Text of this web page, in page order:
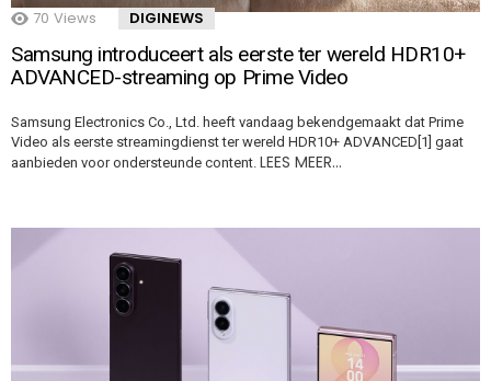
70 Views DIGINEWS
Samsung introduceert als eerste ter wereld HDR10+
ADVANCED-streaming op Prime Video
Samsung Electronics Co., Ltd. heeft vandaag bekendgemaakt dat Prime
Video als eerste streamingdienst ter wereld HDR10+ ADVANCED[1] gaat
aanbieden voor ondersteunde content. LEES MEER…